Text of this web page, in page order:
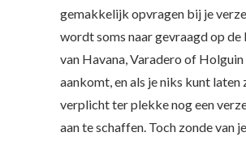
gemakkelijk opvragen bij je
wordt soms naar gevraagd op de
van Havana, Varadero of Holguin
aankomt, en als je niks kunt laten
verplicht ter plekke nog een
aan te schaffen. Toch zonde van